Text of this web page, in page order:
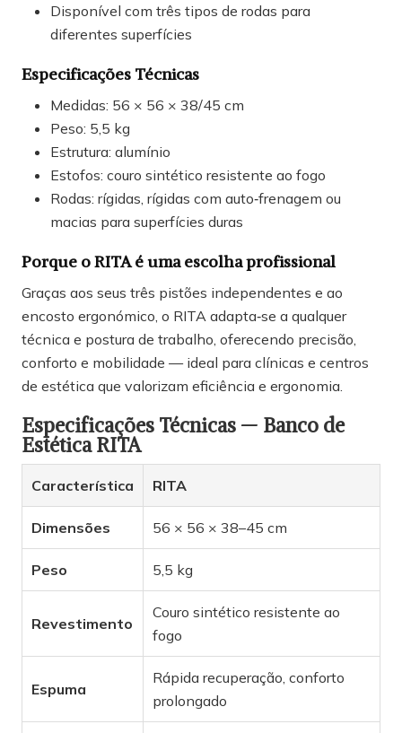
Disponível com três tipos de rodas para
diferentes superfícies
Especificações Técnicas
Medidas: 56 × 56 × 38/45 cm
Peso: 5,5 kg
Estrutura: alumínio
Estofos: couro sintético resistente ao fogo
Rodas: rígidas, rígidas com auto‑frenagem ou
macias para superfícies duras
Porque o RITA é uma escolha profissional
Graças aos seus três pistões independentes e ao
encosto ergonómico, o RITA adapta‑se a qualquer
técnica e postura de trabalho, oferecendo precisão,
conforto e mobilidade — ideal para clínicas e centros
de estética que valorizam eficiência e ergonomia.
Especificações Técnicas — Banco de
Estética RITA
Característica RITA
Dimensões 56 × 56 × 38–45 cm
Peso 5,5 kg
Revestimento
Couro sintético resistente ao
fogo
Espuma
Rápida recuperação, conforto
prolongado